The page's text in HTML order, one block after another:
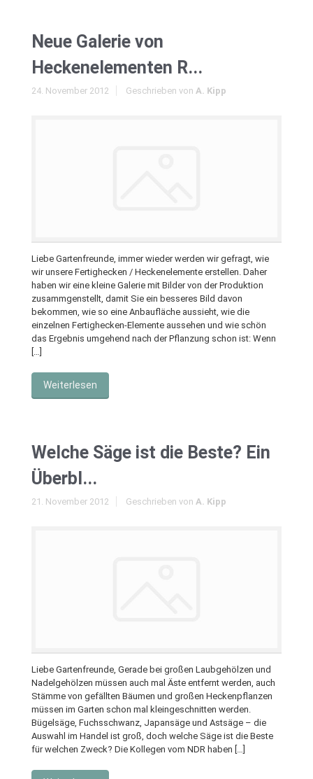
Neue Galerie von
Heckenelementen R...
24. November 2012 Geschrieben von A. Kipp
Liebe Gartenfreunde, immer wieder werden wir gefragt, wie
wir unsere Fertighecken / Heckenelemente erstellen. Daher
haben wir eine kleine Galerie mit Bilder von der Produktion
zusammgenstellt, damit Sie ein besseres Bild davon
bekommen, wie so eine Anbaufläche aussieht, wie die
einzelnen Fertighecken-Elemente aussehen und wie schön
das Ergebnis umgehend nach der Pflanzung schon ist: Wenn
Weiterlesen
Welche Säge ist die Beste? Ein
Überbl...
21. November 2012 Geschrieben von A. Kipp
Liebe Gartenfreunde, Gerade bei großen Laubgehölzen und
Nadelgehölzen müssen auch mal Äste entfernt werden, auch
Stämme von gefällten Bäumen und großen Heckenpflanzen
müssen im Garten schon mal kleingeschnitten werden.
Bügelsäge, Fuchsschwanz, Japansäge und Astsäge – die
Auswahl im Handel ist groß, doch welche Säge ist die Beste
für welchen Zweck? Die Kollegen vom NDR haben […]